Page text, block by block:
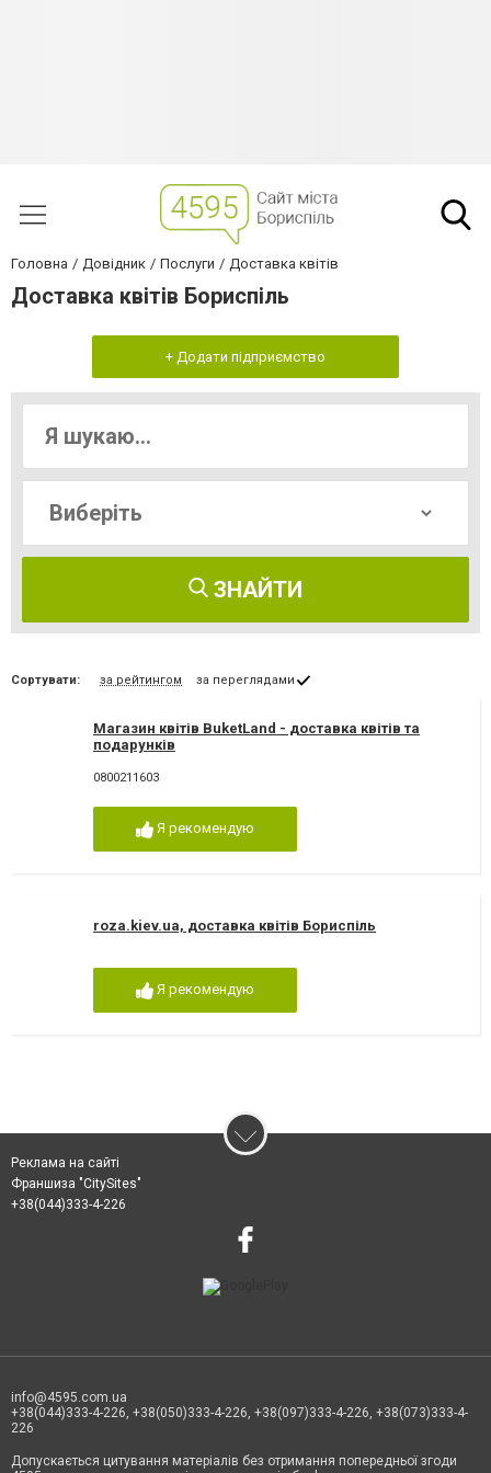
Головна Довідник Послуги Доставка квітів
Доставка квітів Бориспіль
+ Додати підприємство
ЗНАЙТИ
Сортувати: за рейтингом за переглядами
Магазин квітів BuketLand - доставка квітів та
подарунків
0800211603
Я рекомендую
roza.kiev.ua, доставка квітів Бориспіль
Я рекомендую
Реклама на сайті
Франшиза "CitySites"
+38(044)333-4-226
info@4595.com.ua
+38(044)333-4-226, +38(050)333-4-226, +38(097)333-4-226, +38(073)333-4-
226
Допускається цитування матеріалів без отримання попередньої згоди